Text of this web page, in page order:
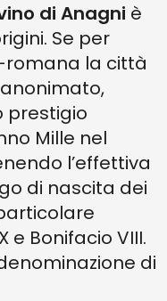
di Anagni è
Se per
romana la città
prestigio
Mille nel
l’effettiva
di nascita dei
e Bonifacio VIII.
di